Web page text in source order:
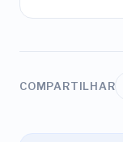
COMPARTILHAR